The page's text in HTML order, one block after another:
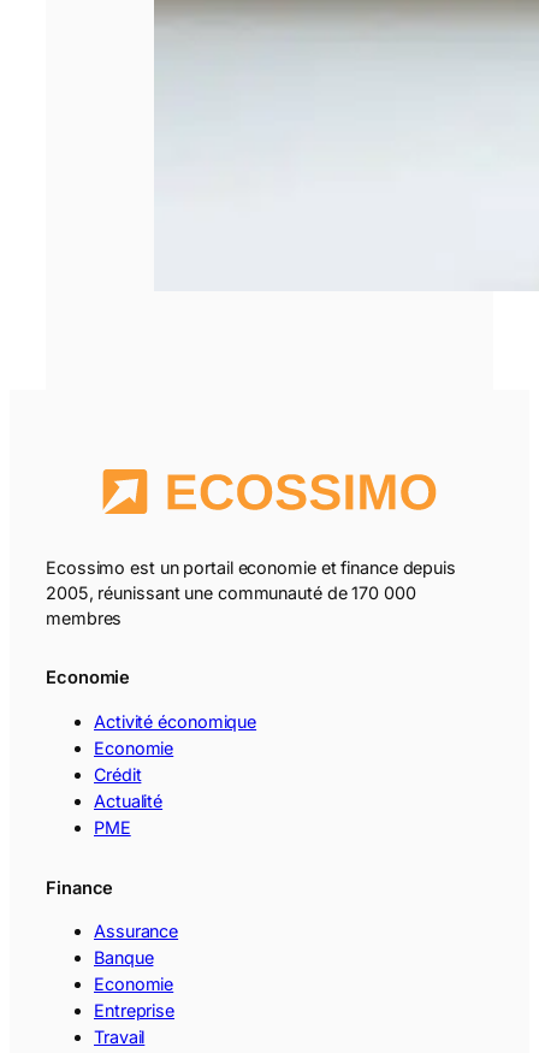
Ecossimo est un portail economie et finance depuis
2005, réunissant une communauté de 170 000
membres
Economie
Activité économique
Economie
Crédit
Actualité
PME
Finance
Assurance
Banque
Economie
Entreprise
Travail